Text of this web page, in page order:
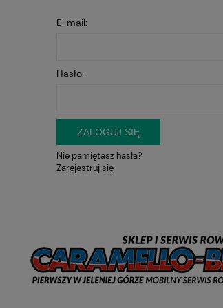
E-mail:
Hasło:
ZALOGUJ SIĘ
Nie pamiętasz hasła?
Zarejestruj się